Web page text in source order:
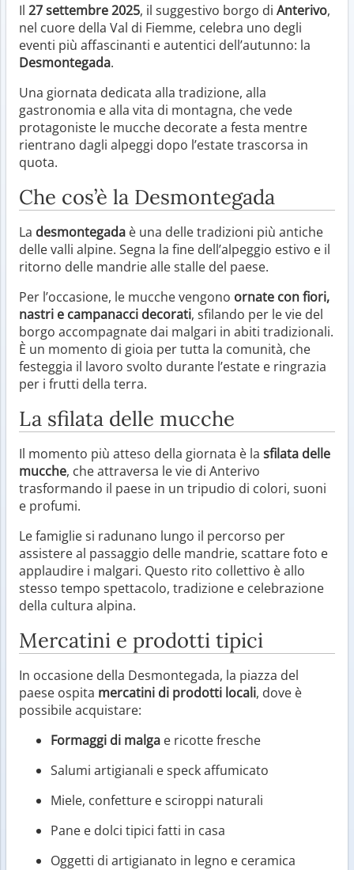
Il 27 settembre 2025, il suggestivo borgo di Anterivo,
nel cuore della Val di Fiemme, celebra uno degli
eventi più affascinanti e autentici dell’autunno: la
Desmontegada.
Una giornata dedicata alla tradizione, alla
gastronomia e alla vita di montagna, che vede
protagoniste le mucche decorate a festa mentre
rientrano dagli alpeggi dopo l’estate trascorsa in
quota.
Che cos’è la Desmontegada
La desmontegada è una delle tradizioni più antiche
delle valli alpine. Segna la fine dell’alpeggio estivo e il
ritorno delle mandrie alle stalle del paese.
Per l’occasione, le mucche vengono ornate con fiori,
nastri e campanacci decorati, sfilando per le vie del
borgo accompagnate dai malgari in abiti tradizionali.
È un momento di gioia per tutta la comunità, che
festeggia il lavoro svolto durante l’estate e ringrazia
per i frutti della terra.
La sfilata delle mucche
Il momento più atteso della giornata è la sfilata delle
mucche, che attraversa le vie di Anterivo
trasformando il paese in un tripudio di colori, suoni
e profumi.
Le famiglie si radunano lungo il percorso per
assistere al passaggio delle mandrie, scattare foto e
applaudire i malgari. Questo rito collettivo è allo
stesso tempo spettacolo, tradizione e celebrazione
della cultura alpina.
Mercatini e prodotti tipici
In occasione della Desmontegada, la piazza del
paese ospita mercatini di prodotti locali, dove è
possibile acquistare:
Formaggi di malga e ricotte fresche
Salumi artigianali e speck affumicato
Miele, confetture e sciroppi naturali
Pane e dolci tipici fatti in casa
Oggetti di artigianato in legno e ceramica